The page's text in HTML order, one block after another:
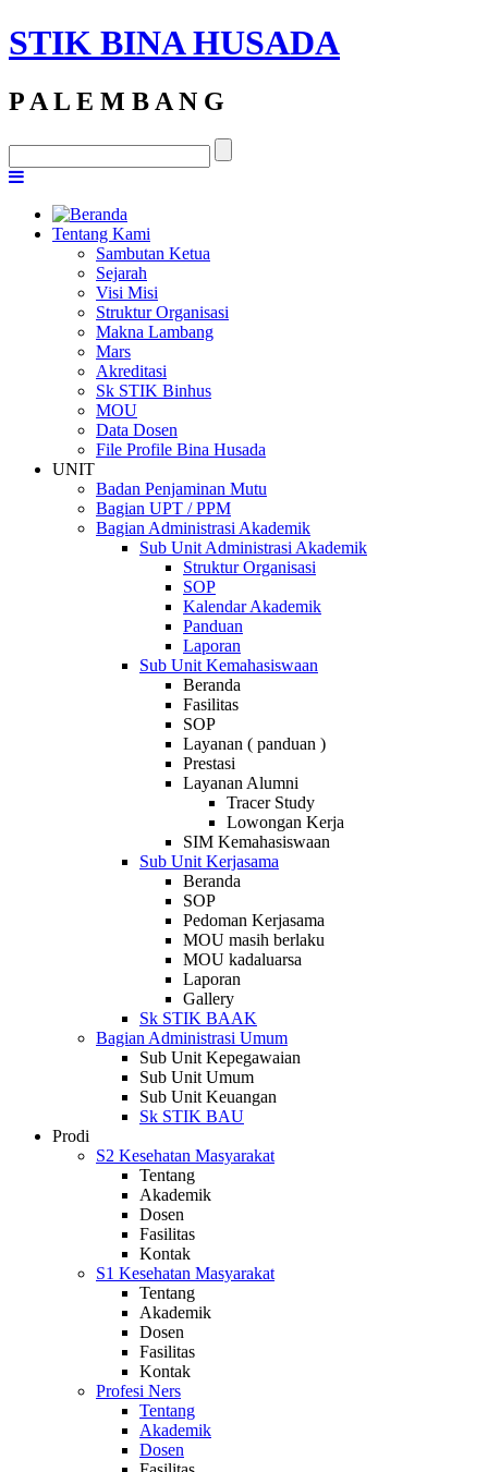
STIK BINA HUSADA
P A L E M B A N G
Tentang Kami
Sambutan Ketua
Sejarah
Visi Misi
Struktur Organisasi
Makna Lambang
Mars
Akreditasi
Sk STIK Binhus
MOU
Data Dosen
File Profile Bina Husada
UNIT
Badan Penjaminan Mutu
Bagian UPT / PPM
Bagian Administrasi Akademik
Sub Unit Administrasi Akademik
Struktur Organisasi
SOP
Kalendar Akademik
Panduan
Laporan
Sub Unit Kemahasiswaan
Beranda
Fasilitas
SOP
Layanan ( panduan )
Prestasi
Layanan Alumni
Tracer Study
Lowongan Kerja
SIM Kemahasiswaan
Sub Unit Kerjasama
Beranda
SOP
Pedoman Kerjasama
MOU masih berlaku
MOU kadaluarsa
Laporan
Gallery
Sk STIK BAAK
Bagian Administrasi Umum
Sub Unit Kepegawaian
Sub Unit Umum
Sub Unit Keuangan
Sk STIK BAU
Prodi
S2 Kesehatan Masyarakat
Tentang
Akademik
Dosen
Fasilitas
Kontak
S1 Kesehatan Masyarakat
Tentang
Akademik
Dosen
Fasilitas
Kontak
Profesi Ners
Tentang
Akademik
Dosen